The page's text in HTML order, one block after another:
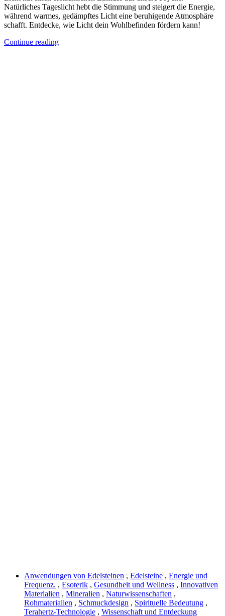
Natürliches Tageslicht hebt die Stimmung und steigert die Energie,
während warmes, gedämpftes Licht eine beruhigende Atmosphäre
schafft. Entdecke, wie Licht dein Wohlbefinden fördern kann!
Continue reading
Anwendungen von Edelsteinen , Edelsteine , Energie und
Frequenz. , Esoterik , Gesundheit und Wellness , Innovativen
Materialien , Mineralien , Naturwissenschaften ,
Rohmaterialien , Schmuckdesign , Spirituelle Bedeutung ,
Terahertz-Technologie , Wissenschaft und Entdeckung